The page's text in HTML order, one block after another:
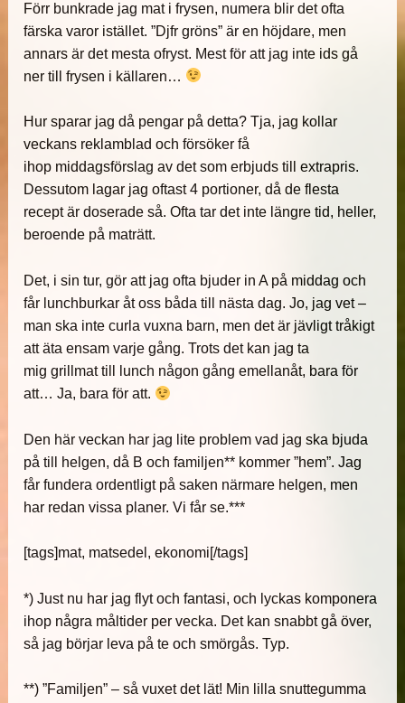
Förr bunkrade jag mat i frysen, numera blir det ofta
färska varor istället. ”Djfr gröns” är en höjdare, men
annars är det mesta ofryst. Mest för att jag inte ids gå
ner till frysen i källaren…
Hur sparar jag då pengar på detta? Tja, jag kollar
veckans reklamblad och försöker få
ihop middagsförslag av det som erbjuds till extrapris.
Dessutom lagar jag oftast 4 portioner, då de flesta
recept är doserade så. Ofta tar det inte längre tid, heller,
beroende på maträtt.
Det, i sin tur, gör att jag ofta bjuder in A på middag och
får lunchburkar åt oss båda till nästa dag. Jo, jag vet –
man ska inte curla vuxna barn, men det är jävligt tråkigt
att äta ensam varje gång. Trots det kan jag ta
mig grillmat till lunch någon gång emellanåt, bara för
att… Ja, bara för att.
Den här veckan har jag lite problem vad jag ska bjuda
på till helgen, då B och familjen** kommer ”hem”. Jag
får fundera ordentligt på saken närmare helgen, men
har redan vissa planer. Vi får se.***
[tags]mat, matsedel, ekonomi[/tags]
*) Just nu har jag flyt och fantasi, och lyckas komponera
ihop några måltider per vecka. Det kan snabbt gå över,
så jag börjar leva på te och smörgås. Typ.
**) ”Familjen” – så vuxet det lät! Min lilla snuttegumma